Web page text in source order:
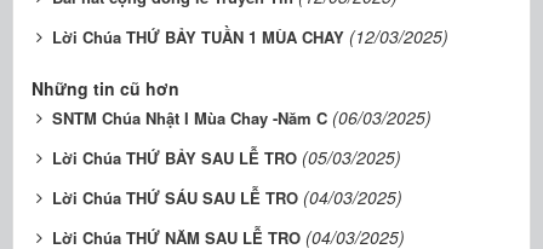
Lời Chúa THỨ BẢY TUẦN 1 MÙA CHAY (12/03/2025)
Những tin cũ hơn
SNTM Chúa Nhật I Mùa Chay -Năm C (06/03/2025)
Lời Chúa THỨ BẢY SAU LỄ TRO (05/03/2025)
Lời Chúa THỨ SÁU SAU LỄ TRO (04/03/2025)
Lời Chúa THỨ NĂM SAU LỄ TRO (04/03/2025)